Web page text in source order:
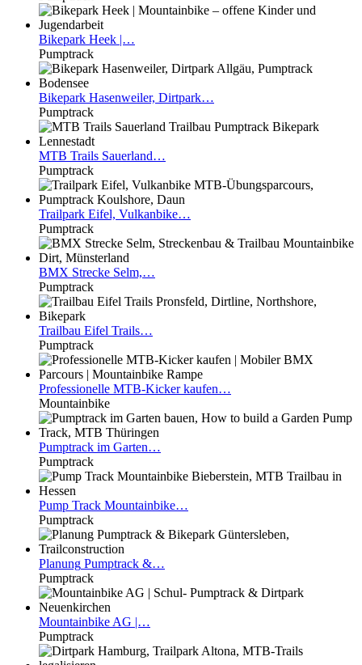
Bikepark Heek |…
Pumptrack
Bikepark Hasenweiler, Dirtpark…
Pumptrack
MTB Trails Sauerland…
Pumptrack
Trailpark Eifel, Vulkanbike…
Pumptrack
BMX Strecke Selm,…
Pumptrack
Trailbau Eifel Trails…
Pumptrack
Professionelle MTB-Kicker kaufen…
Mountainbike
Pumptrack im Garten…
Pumptrack
Pump Track Mountainbike…
Pumptrack
Planung Pumptrack &…
Pumptrack
Mountainbike AG |…
Pumptrack